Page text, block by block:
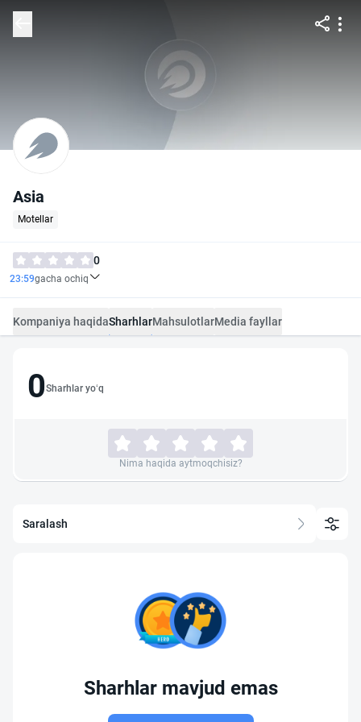
Asia
Motellar
0
23:59gacha ochiq
Kompaniya haqidaSharhlarMahsulotlarMedia fayllar
0Sharhlar yo‘q
Nima haqida aytmoqchisiz?
Saralash
Sharhlar mavjud emas